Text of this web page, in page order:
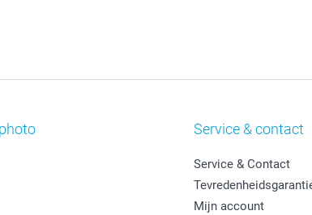
Service & contact
Service & Contact
Mijn account